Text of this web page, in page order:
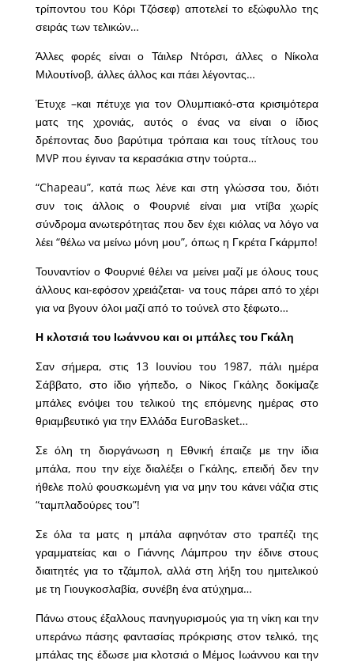
τρίποντου του Κόρι Τζόσεφ) αποτελεί το εξώφυλλο της
σειράς των τελικών…
Άλλες φορές είναι ο Τάιλερ Ντόρσι, άλλες ο Νίκολα
Μιλουτίνοβ, άλλες άλλος και πάει λέγοντας…
Έτυχε –και πέτυχε για τον Ολυμπιακό-στα κρισιμότερα
ματς της χρονιάς, αυτός ο ένας να είναι ο ίδιος
δρέποντας δυο βαρύτιμα τρόπαια και τους τίτλους του
MVP που έγιναν τα κερασάκια στην τούρτα…
“Chapeau”, κατά πως λένε και στη γλώσσα του, διότι
συν τοις άλλοις ο Φουρνιέ είναι μια ντίβα χωρίς
σύνδρομα ανωτερότητας που δεν έχει κιόλας να λόγο να
λέει “θέλω να μείνω μόνη μου”, όπως η Γκρέτα Γκάρμπο!
Τουναντίον ο Φουρνιέ θέλει να μείνει μαζί με όλους τους
άλλους και-εφόσον χρειάζεται- να τους πάρει από το χέρι
για να βγουν όλοι μαζί από το τούνελ στο ξέφωτο…
Η κλοτσιά του Ιωάννου και οι μπάλες του Γκάλη
Σαν σήμερα, στις 13 Ιουνίου του 1987, πάλι ημέρα
Σάββατο, στο ίδιο γήπεδο, ο Νίκος Γκάλης δοκίμαζε
μπάλες ενόψει του τελικού της επόμενης ημέρας στο
θριαμβευτικό για την Ελλάδα EuroBasket…
Σε όλη τη διοργάνωση η Εθνική έπαιζε με την ίδια
μπάλα, που την είχε διαλέξει ο Γκάλης, επειδή δεν την
ήθελε πολύ φουσκωμένη για να μην του κάνει νάζια στις
“ταμπλαδούρες του”!
Σε όλα τα ματς η μπάλα αφηνόταν στο τραπέζι της
γραμματείας και ο Γιάννης Λάμπρου την έδινε στους
διαιτητές για το τζάμπολ, αλλά στη λήξη του ημιτελικού
με τη Γιουγκοσλαβία, συνέβη ένα ατύχημα…
Πάνω στους έξαλλους πανηγυρισμούς για τη νίκη και την
υπεράνω πάσης φαντασίας πρόκρισης στον τελικό, της
μπάλας της έδωσε μια κλοτσιά ο Μέμος Ιωάννου και την